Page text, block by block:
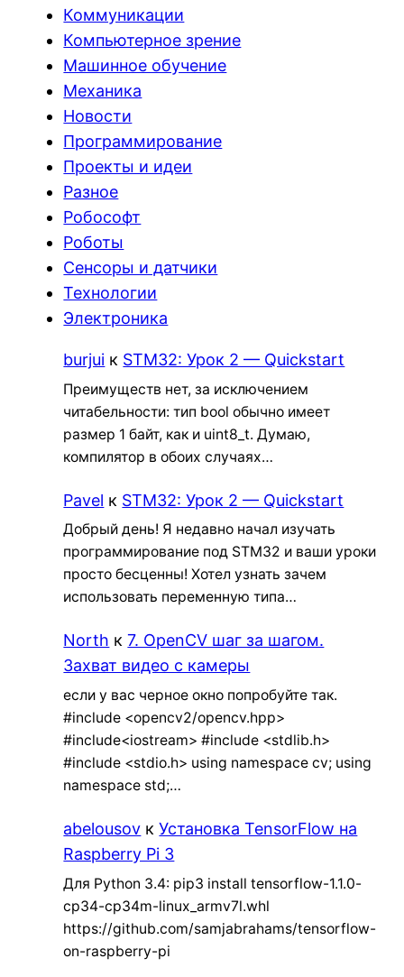
Коммуникации
Компьютерное зрение
Машинное обучение
Механика
Новости
Программирование
Проекты и идеи
Разное
Робософт
Роботы
Сенсоры и датчики
Технологии
Электроника
burjui к STM32: Урок 2 — Quickstart
Преимуществ нет, за исключением
читабельности: тип bool обычно имеет
размер 1 байт, как и uint8_t. Думаю,
компилятор в обоих случаях…
Pavel к STM32: Урок 2 — Quickstart
Добрый день! Я недавно начал изучать
программирование под STM32 и ваши уроки
просто бесценны! Хотел узнать зачем
использовать переменную типа…
North к7. OpenCV шаг за шагом.
Захват видео с камеры
если у вас черное окно попробуйте так.
#include <opencv2/opencv.hpp>
#include<iostream> #include <stdlib.h>
#include <stdio.h> using namespace cv; using
namespace std;…
abelousov кУстановка TensorFlow на
Raspberry Pi 3
Для Python 3.4: pip3 install tensorflow-1.1.0-
cp34-cp34m-linux_armv7l.whl
https://github.com/samjabrahams/tensorflow-
on-raspberry-pi